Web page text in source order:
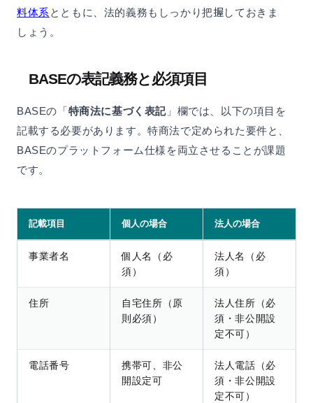
料体系 とともに、法的義務もしっかり把握しておきま
しょう。
BASEの表記義務と必須項目
BASEの「特商法に基づく表記 」欄では、以下の項目を
記載する必要があります。特商法で定められた要件と、
BASEのプラットフォーム仕様を両立させることが課題
です。
記載項目 個人の場合 法人の場合
事業者名
個人名（必
須）
法人名（必
須）
住所
自宅住所（原
則必須）
法人住所（必
須・非公開設
定不可）
電話番号
携帯可、非公
開設定可
法人電話（必
須・非公開設
定不可）